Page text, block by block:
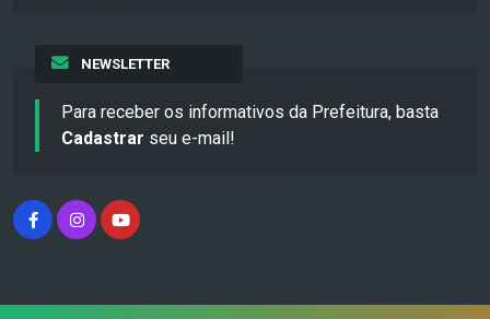
NEWSLETTER
Para receber os informativos da Prefeitura, basta
Cadastrar seu e-mail!